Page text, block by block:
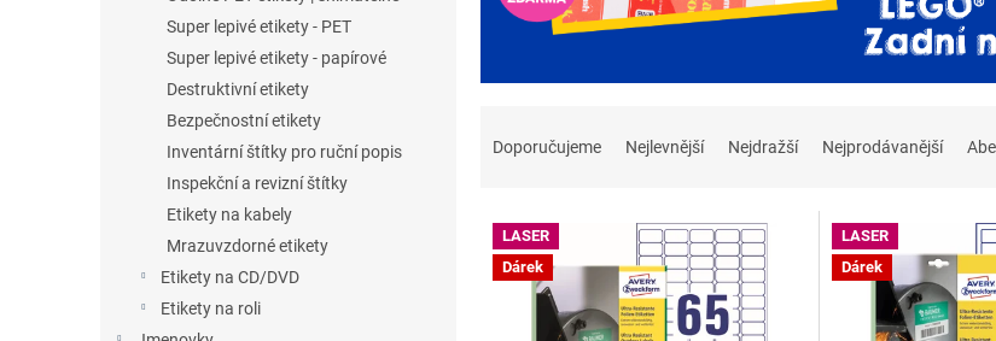
Super lepivé etikety - PET
Super lepivé etikety - papírové
Destruktivní etikety
Bezpečnostní etikety
Inventární štítky pro ruční popis
Inspekční a revizní štítky
Etikety na kabely
Mrazuvzdorné etikety
Etikety na CD/DVD
Etikety na roli
Doporučujeme Nejlevnější Nejdražší Nejprodávanější
V LASER
Dárek
LASER
Dárek